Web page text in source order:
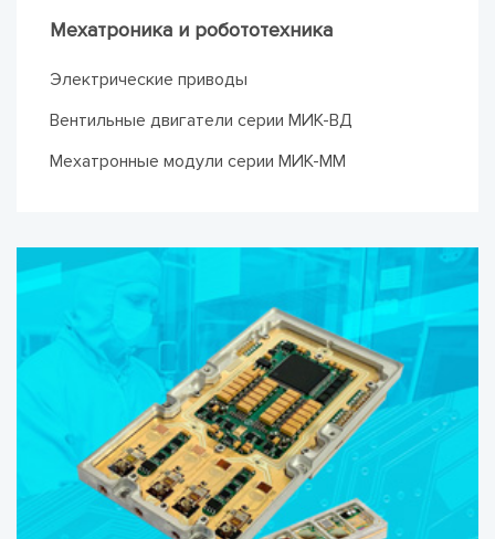
Мехатроника и робототехника
Электрические приводы
Вентильные двигатели серии МИК-ВД
Мехатронные модули серии МИК-ММ